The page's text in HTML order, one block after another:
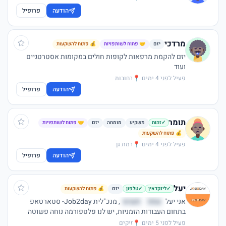
הודעה
פרופיל
מרדכי יזם 🤝 פתוח לשותפויות 💰 פתוח להשקעות
יזם להקמת מרפאות לקופות חולים במקומות אסטרטגיים
ועוד
פעיל לפני 4 ימים ·
📍 רחובות
הודעה
פרופיל
תומר ✓זהות משקיע מומחה יזם
🤝 פתוח לשותפויות
💰 פתוח להשקעות
פעיל לפני 4 ימים ·
📍 רמת גן
הודעה
פרופיל
יעל ✓לינקדאין ✓טלפון יזם 💰 פתוח להשקעות
אני יעל עספ תעהא
, מנכ"לית Job2day- סטארטאפ
בתחום העבודות הזמניות, יש לנו פלטפורמה נוחה פשוטה
וחכמה שמשדכת בין מעסיקים המפרסמים משרות זמניות
פעיל לפני 5 ימים ·
📍 זיקים